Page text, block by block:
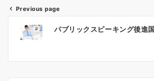
Previous page
パブリックスピーキング後進